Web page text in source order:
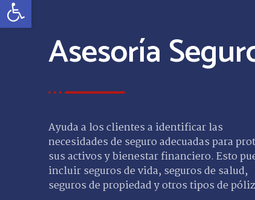
Asesoría
Ayuda a los clientes a identificar las
necesidades de seguro adecuadas para
sus activos y bienestar financiero. Esto
incluir seguros de vida, seguros de salud,
seguros de propiedad y otros tipos de